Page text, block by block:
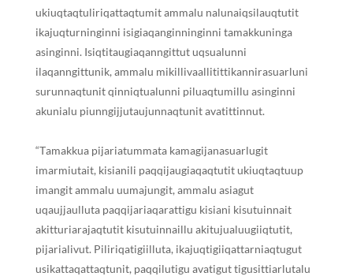
ukiuqtaqtuliriqattaqtumit ammalu nalunaiqsilauqtutit
ikajuqturninginni isigiaqanginninginni tamakkuninga
asinginni. Isiqtitaugiaqanngittut uqsualunni
ilaqanngittunik, ammalu mikillivaallitittikannirasuarluni
surunnaqtunit qinniqtualunni piluaqtumillu asinginni
akunialu piunngijjutaujunnaqtunit avatittinnut.
“Tamakkua pijariatummata kamagijanasuarlugit
imarmiutait, kisianili paqqijaugiaqaqtutit ukiuqtaqtuup
imangit ammalu uumajungit, ammalu asiagut
uqaujjaulluta paqqijariaqarattigu kisiani kisutuinnait
akitturiarajaqtutit kisutuinnaillu akitujualuugiiqtutit,
pijarialivut. Piliriqatigiilluta, ikajuqtigiiqattarniaqtugut
usikattaqattaqtunit, paqqilutigu avatigut tigusittiarlutalu